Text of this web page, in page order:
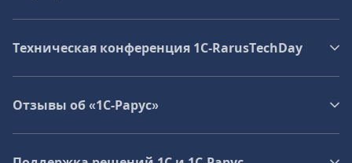
Техническая конференция 1C‑RarusTechDay
Отзывы об «1С-Рарус»